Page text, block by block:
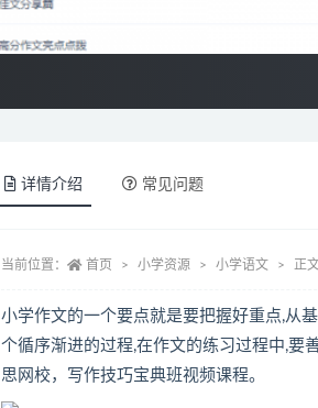
详情介绍 常见问题
当前位置： 首页 小学资源 小学语文 正
小学作文的一个要点就是要把握好重点,从
个循序渐进的过程,在作文的练习过程中,要
思网校，写作技巧宝典班视频课程。